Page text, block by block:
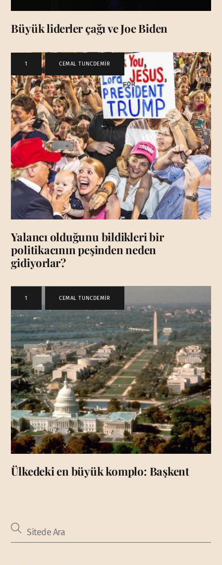
Büyük liderler çağı ve Joe Biden
1 , CEMAL TUNCDEMİR
Yalancı olduğunu bildikleri bir
politikacının peşinden neden
gidiyorlar?
1 CEMAL TUNCDEMİR
Ülkedeki en büyük komplo: Başkent